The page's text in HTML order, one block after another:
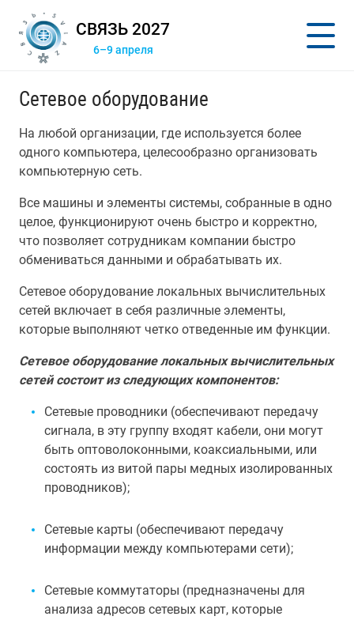
СВЯЗЬ 2027
6–9 апреля
Сетевое оборудование
На любой организации, где используется более
одного компьютера, целесообразно организовать
компьютерную сеть.
Все машины и элементы системы, собранные в одно
целое, функционируют очень быстро и корректно,
что позволяет сотрудникам компании быстро
обмениваться данными и обрабатывать их.
Сетевое оборудование локальных вычислительных
сетей включает в себя различные элементы,
которые выполняют четко отведенные им функции.
Сетевое оборудование локальных вычислительных
сетей состоит из следующих компонентов:
Сетевые проводники (обеспечивают передачу
сигнала, в эту группу входят кабели, они могут
быть оптоволоконными, коаксиальными, или
состоять из витой пары медных изолированных
проводников);
Сетевые карты (обеспечивают передачу
информации между компьютерами сети);
Сетевые коммутаторы (предназначены для
анализа адресов сетевых карт, которые